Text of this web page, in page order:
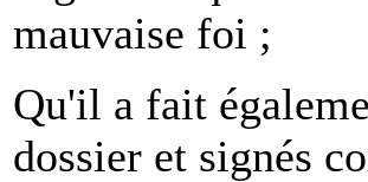
mauvaise foi ;
Qu'il a fait
dossier et signés